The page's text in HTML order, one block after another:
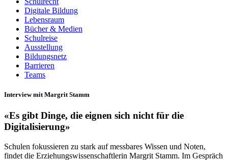
Digitale Bildung
Lebensraum
Bücher & Medien
Schulreise
Ausstellung
Bildungsnetz
Barrieren
Teams
Interview mit Margrit Stamm
«Es gibt Dinge, die eignen sich nicht für die
Digitalisierung»
Schulen fokussieren zu stark auf messbares Wissen und Noten,
findet die Erziehungswissenschaftlerin Margrit Stamm. Im Gespräch